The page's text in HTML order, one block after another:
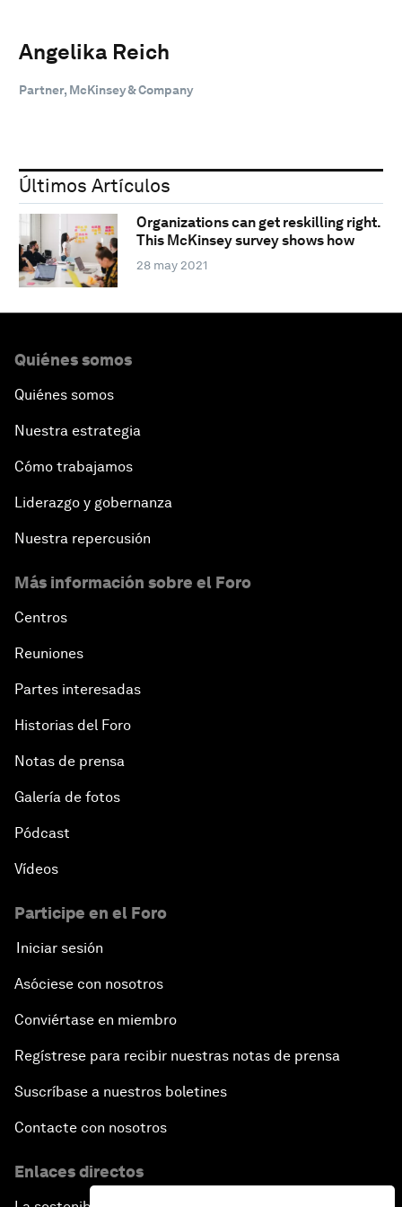
Angelika Reich
Partner, McKinsey & Company
Últimos Artículos
Organizations can get reskilling right.
This McKinsey survey shows how
28 may 2021
Quiénes somos
Quiénes somos
Nuestra estrategia
Cómo trabajamos
Liderazgo y gobernanza
Nuestra repercusión
Más información sobre el Foro
Centros
Reuniones
Partes interesadas
Historias del Foro
Notas de prensa
Galería de fotos
Pódcast
Vídeos
Participe en el Foro
Iniciar sesión
Asóciese con nosotros
Conviértase en miembro
Regístrese para recibir nuestras notas de prensa
Suscríbase a nuestros boletines
Contacte con nosotros
Enlaces directos